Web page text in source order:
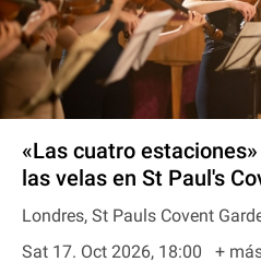
«Las cuatro
las velas en St Paul's
Londres, St Pauls Covent
Sat 17. Oct 2026, 18:00
+